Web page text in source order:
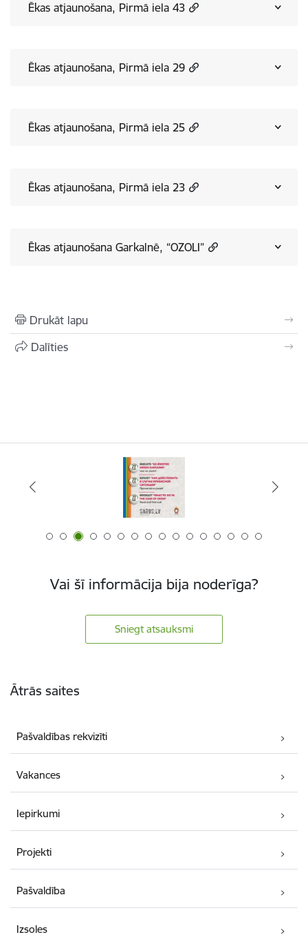
Ēkas atjaunošana, Pirmā iela 43
Ēkas atjaunošana, Pirmā iela 29
Ēkas atjaunošana, Pirmā iela 25
Ēkas atjaunošana, Pirmā iela 23
Ēkas atjaunošana Garkalnē, “OZOLI”
Drukāt lapu
Dalīties
Vai šī informācija bija noderīga?
Sniegt atsauksmi
Ātrās saites
Pašvaldības rekvizīti
Vakances
Iepirkumi
Projekti
Pašvaldība
Izsoles